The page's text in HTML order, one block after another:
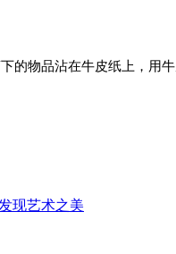
的物品沾在牛皮纸上，
现艺术之美